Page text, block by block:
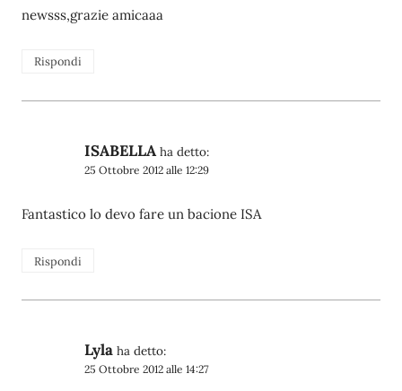
newsss,grazie amicaaa
Rispondi
ISABELLA ha detto:
25 Ottobre 2012 alle 12:29
Fantastico lo devo fare un bacione ISA
Rispondi
Lyla ha detto:
25 Ottobre 2012 alle 14:27